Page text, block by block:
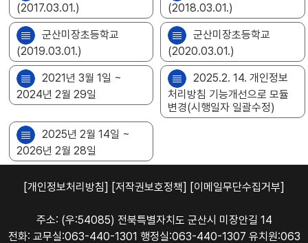
(2017.03.01.)
(2018.03.01.)
군산미장초등학교
(2019.03.01.)
군산미장초등학교
(2020.03.01.)
2021년 3월 1일 ~
2024년 2월 29일
2025.2. 14. 개인정보
처리방침 기능개선으로 모듈
변경(시행일자 일괄수정)
2025년 2월 14일 ~
2026년 2월 28일
[개인정보처리방침] [저작권보호정책] [이메일무단수집거부]
주소: (우:54085) 전북특별자치도 군산시 미장안길 14
전화: 교무실:063-440-1301 행정실:063-440-1307 유치원:063